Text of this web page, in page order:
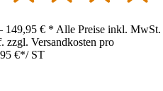
149,95 € * Alle Preise inkl. MwSt.
zzgl. Versandkosten pro
€*/ ST